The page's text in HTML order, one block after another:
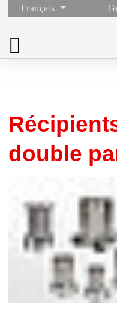
Français
double